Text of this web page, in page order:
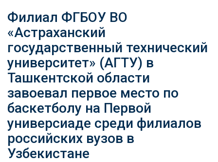
Филиал ФГБОУ ВО
«Астраханский
государственный технический
университет» (АГТУ) в
Ташкентской области
завоевал первое место по
баскетболу на Первой
универсиаде среди филиалов
российских вузов в
Узбекистане